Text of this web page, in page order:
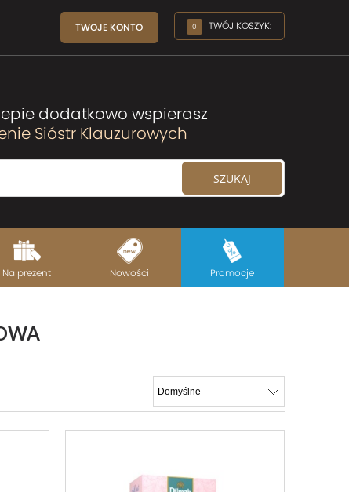
0 TWÓJ KOSZYK:
TWOJE KONTO
dodatkowo wspierasz
Sióstr Klauzurowych
Na prezent Nowości Promocje